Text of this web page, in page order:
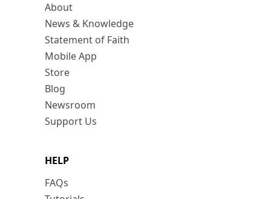
About
News & Knowledge
Statement of Faith
Mobile App
Store
Blog
Newsroom
Support Us
HELP
FAQs